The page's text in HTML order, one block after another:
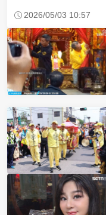
2026/05/03 10:57